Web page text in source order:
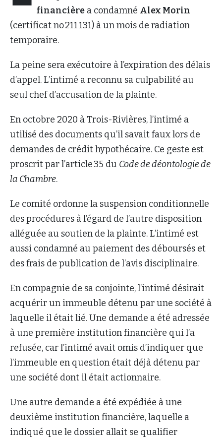
financière a condamné Alex Morin
(certificat no 211 131) à un mois de radiation
temporaire.
La peine sera exécutoire à l’expiration des délais
d’appel. L’intimé a reconnu sa culpabilité au
seul chef d’accusation de la plainte.
En octobre 2020 à Trois-Rivières, l’intimé a
utilisé des documents qu’il savait faux lors de
demandes de crédit hypothécaire. Ce geste est
proscrit par l’article 35 du Code de déontologie de
la Chambre.
Le comité ordonne la suspension conditionnelle
des procédures à l’égard de l’autre disposition
alléguée au soutien de la plainte. L’intimé est
aussi condamné au paiement des déboursés et
des frais de publication de l’avis disciplinaire.
En compagnie de sa conjointe, l’intimé désirait
acquérir un immeuble détenu par une société à
laquelle il était lié. Une demande a été adressée
à une première institution financière qui l’a
refusée, car l’intimé avait omis d’indiquer que
l’immeuble en question était déjà détenu par
une société dont il était actionnaire.
Une autre demande a été expédiée à une
deuxième institution financière, laquelle a
indiqué que le dossier allait se qualifier